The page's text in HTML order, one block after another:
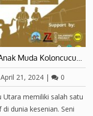
Muda Koloncucu…
April 21, 2024 | 0
Utara memiliki salah satu
dunia kesenian. Seni